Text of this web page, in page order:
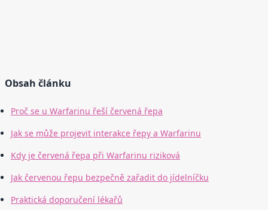
Obsah článku
Proč se u Warfarinu řeší červená řepa
Jak se může projevit interakce řepy a Warfarinu
Kdy je červená řepa při Warfarinu riziková
Jak červenou řepu bezpečně zařadit do jídelníčku
Praktická doporučení lékařů